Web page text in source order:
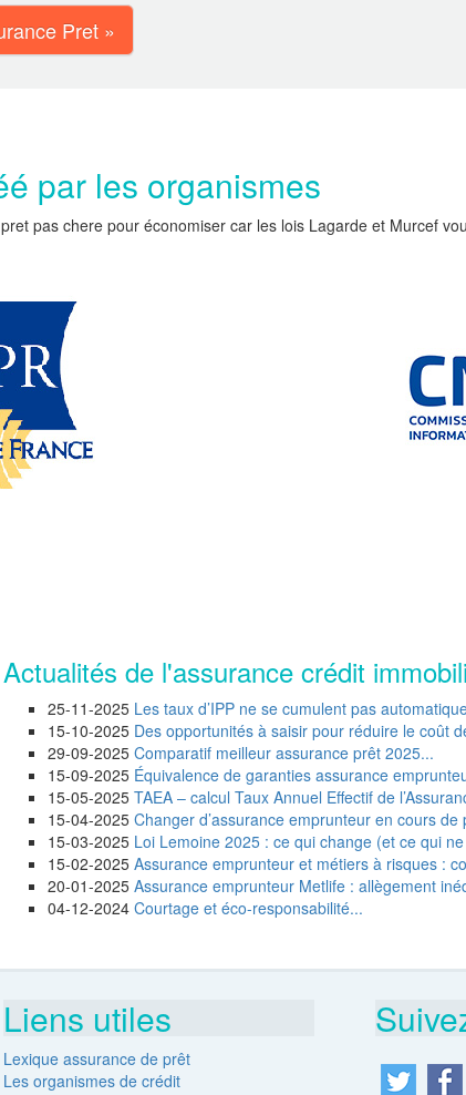
Pret »
par les organismes
pas chere pour économiser car les lois Lagarde et Murcef
Actualités de l'assurance crédit
25-11-2025 Les taux d’IPP ne se cumulent pas
15-10-2025 Des opportunités à saisir pour réduire le coût
29-09-2025 Comparatif meilleur assurance prêt 2025...
15-09-2025 Équivalence de garanties assurance
15-05-2025 TAEA – calcul Taux Annuel Effectif de
15-04-2025 Changer d’assurance emprunteur en cours
15-03-2025 Loi Lemoine 2025 : ce qui change (et ce qui
15-02-2025 Assurance emprunteur et métiers à risques :
20-01-2025 Assurance emprunteur Metlife : allègement
04-12-2024 Courtage et éco-responsabilité...
Liens utiles
Lexique assurance de prêt
Les organismes de crédit